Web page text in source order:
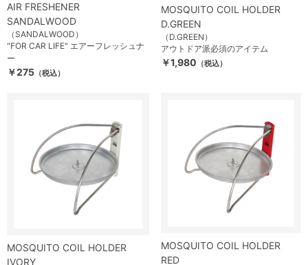
AIR FRESHENER
SANDALWOOD
（SANDALWOOD）
"FOR CAR LIFE" エアーフレッシュナ
ー
￥275 （税込）
MOSQUITO COIL HOLDER
D.GREEN
（D.GREEN）
アウトドア派必須のアイテム
￥1,980 （税込）
MOSQUITO COIL HOLDER
IVORY
MOSQUITO COIL HOLDER
RED